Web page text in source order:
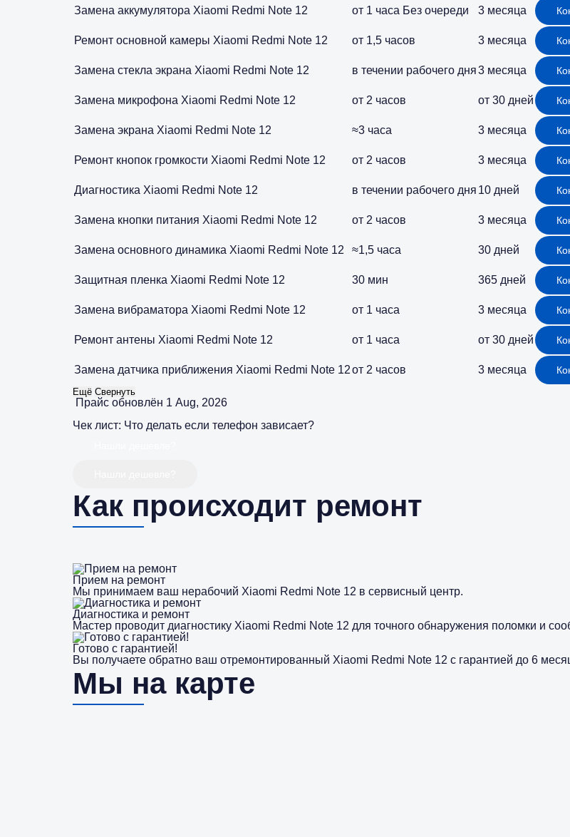
Замена аккумулятора Xiaomi Redmi Note 12 от 1 часа Без очереди 3 месяца
Ремонт основной камеры Xiaomi Redmi Note 12 от 1,5 часов 3 месяца
Замена стекла экрана Xiaomi Redmi Note 12 в течении рабочего дня3 месяца
Замена микрофона Xiaomi Redmi Note 12 от 2 часов от 30 дней
Замена экрана Xiaomi Redmi Note 12 ≈3 часа 3 месяца
Ремонт кнопок громкости Xiaomi Redmi Note 12 от 2 часов 3 месяца
Диагностика Xiaomi Redmi Note 12 в течении рабочего дня 10 дней
Замена кнопки питания Xiaomi Redmi Note 12 от 2 часов 3 месяца
Замена основного динамика Xiaomi Redmi Note 12 ≈1,5 часа 30 дней
Защитная пленка Xiaomi Redmi Note 12 30 мин 365 дней
Замена вибраматора Xiaomi Redmi Note 12 от 1 часа 3 месяца
Ремонт антены Xiaomi Redmi Note 12 от 1 часа от 30 дней
Замена датчика приближения Xiaomi Redmi Note 12от 2 часов 3 месяца
Ещё Свернуть
Прайс обновлён 1 Aug, 2026
Чек лист: Что делать если телефон зависает?
Как происходит ремонт
Прием на ремонт
Мы принимаем ваш нерабочий Xiaomi Redmi Note 12 в сервисный центр.
Диагностика и ремонт
Мастер проводит диагностику Xiaomi Redmi Note 12 для точного обнаружения поломки и
Готово с гарантией!
Вы получаете обратно ваш отремонтированный Xiaomi Redmi Note 12 с гарантией до 6
Мы на карте